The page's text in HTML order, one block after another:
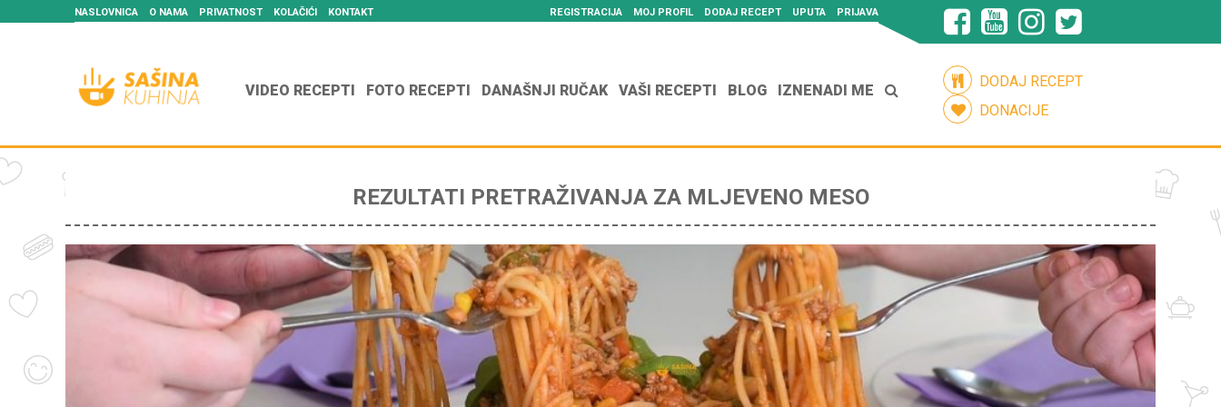
NASLOVNICA O NAMA PRIVATNOST KOLAČIĆI KONTAKT REGISTRACIJA MOJ PROFIL DODAJ RECEPT UPUTA PRIJAVA
VIDEO RECEPTI FOTO RECEPTI DANAŠNJI RUČAK VAŠI RECEPTI BLOG IZNENADI ME
DODAJ RECEPT
DONACIJE
REZULTATI PRETRAŽIVANJA ZA MLJEVENO MESO